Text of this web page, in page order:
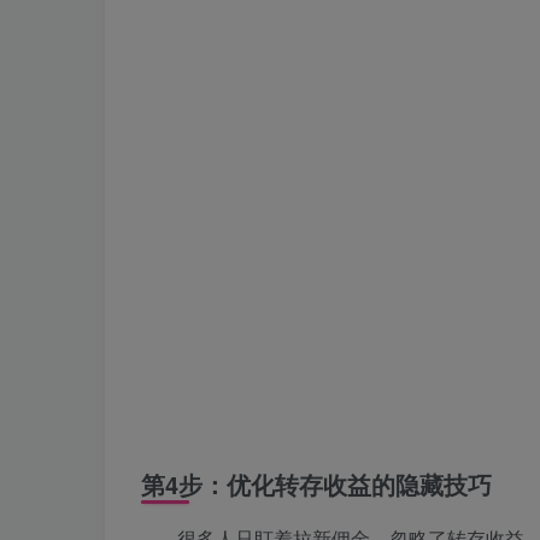
第4步：优化转存收益的隐藏技巧